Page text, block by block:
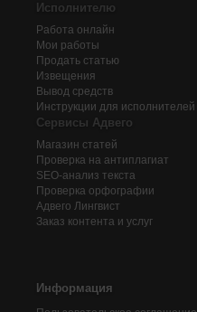
Исполнителю
Работа онлайн
Мои работы
Продать статью
Извещения
Вывод средств
Инструкции для исполнителей
Сервисы Адвего
Магазин статей
Проверка на антиплагиат
SEO-анализ текста
Проверка орфографии
Адвего Лингвист
Заказ контента и услуг
Информация